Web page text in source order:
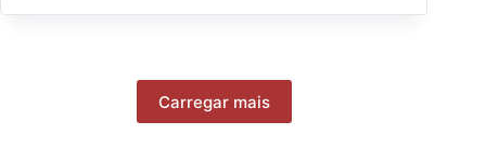
Carregar mais